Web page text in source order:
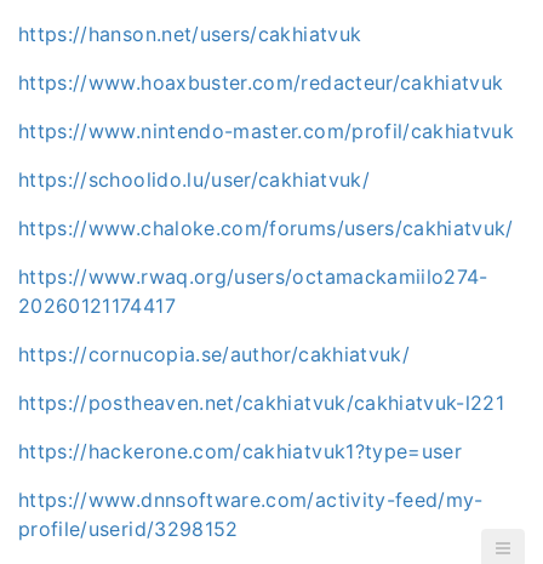
https://hanson.net/users/cakhiatvuk
https://www.hoaxbuster.com/redacteur/cakhiatvuk
https://www.nintendo-master.com/profil/cakhiatvuk
https://schoolido.lu/user/cakhiatvuk/
https://www.chaloke.com/forums/users/cakhiatvuk/
https://www.rwaq.org/users/octamackamiilo274-
20260121174417
https://cornucopia.se/author/cakhiatvuk/
https://postheaven.net/cakhiatvuk/cakhiatvuk-l221
https://hackerone.com/cakhiatvuk1?type=user
https://www.dnnsoftware.com/activity-feed/my-
profile/userid/3298152